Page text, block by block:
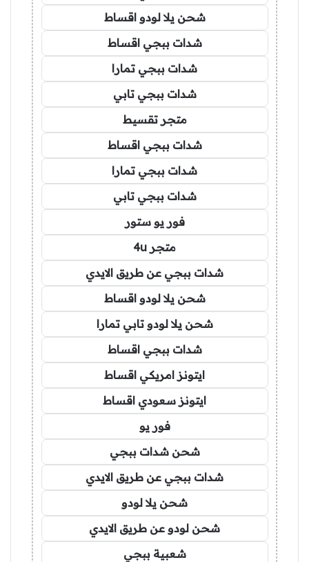
شحن يلا لودو اقساط
شدات ببجي اقساط
شدات ببجي تمارا
شدات ببجي تابي
متجر تقسيط
شدات ببجي اقساط
شدات ببجي تمارا
شدات ببجي تابي
فور يو ستور
متجر 4u
شدات ببجي عن طريق الايدي
شحن يلا لودو اقساط
شحن يلا لودو تابي تمارا
شدات ببجي اقساط
ايتونز امريكي اقساط
ايتونز سعودي اقساط
فور يو
شحن شدات ببجي
شدات ببجي عن طريق الايدي
شحن يلا لودو
شحن لودو عن طريق الايدي
شعبية ببجي